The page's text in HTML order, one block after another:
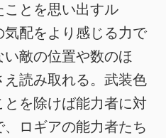
とを思い出すル
配をより感じる力で
敵の位置や数のほ
読み取れる。武装色
を除けば能力者に対
ロギアの能力者たち